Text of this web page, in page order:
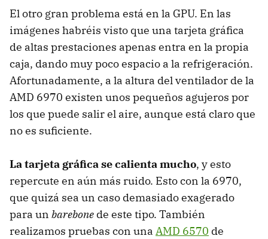
El otro gran problema está en la GPU. En las
imágenes habréis visto que una tarjeta gráfica
de altas prestaciones apenas entra en la propia
caja, dando muy poco espacio a la refrigeración.
Afortunadamente, a la altura del ventilador de la
AMD 6970 existen unos pequeños agujeros por
los que puede salir el aire, aunque está claro que
no es suficiente.
La tarjeta gráfica se calienta mucho, y esto
repercute en aún más ruido. Esto con la 6970,
que quizá sea un caso demasiado exagerado
para un barebone de este tipo. También
realizamos pruebas con una AMD 6570 de